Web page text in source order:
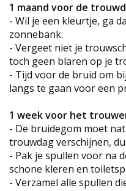
1 maand voor de
- Wil je een kleurtje, ga
zonnebank.
- Vergeet niet je
toch geen blaren op je
- Tijd voor de bruid om
langs te gaan voor een
1 week voor het
- De bruidegom moet
trouwdag verschijnen,
- Pak je spullen voor na
schone kleren en
- Verzamel alle spullen